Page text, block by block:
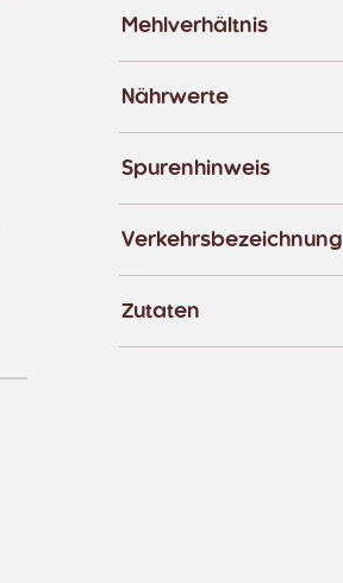
Mehlverhältnis
Nährwerte
Spurenhinweis
Verkehrsbezeichnung
Zutaten